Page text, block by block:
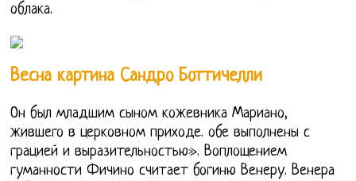
облака.
Весна картина Сандро Боттичелли
Он был младшим сыном кожевника Мариано,
жившего в церковном приходе. обе выполнены с
грацией и выразительностью». Воплощением
гуманности Фичино считает богиню Венеру. Венера